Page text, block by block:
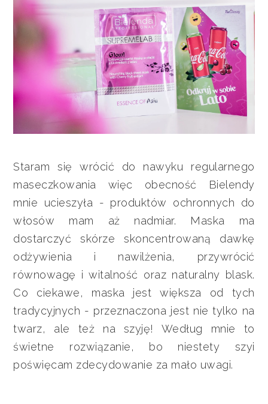
Staram się wrócić do nawyku regularnego
maseczkowania więc obecność Bielendy
mnie ucieszyła - produktów ochronnych do
włosów mam aż nadmiar. Maska ma
dostarczyć skórze skoncentrowaną dawkę
odżywienia i nawilżenia, przywrócić
równowagę i witalność oraz naturalny blask.
Co ciekawe, maska jest większa od tych
tradycyjnych - przeznaczona jest nie tylko na
twarz, ale też na szyję! Według mnie to
świetne rozwiązanie, bo niestety szyi
poświęcam zdecydowanie za mało uwagi.